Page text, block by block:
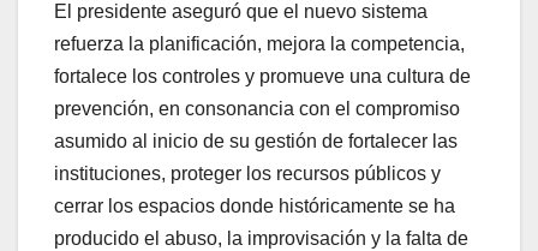
El presidente aseguró que el nuevo sistema
refuerza la planificación, mejora la competencia,
fortalece los controles y promueve una cultura de
prevención, en consonancia con el compromiso
asumido al inicio de su gestión de fortalecer las
instituciones, proteger los recursos públicos y
cerrar los espacios donde históricamente se ha
producido el abuso, la improvisación y la falta de